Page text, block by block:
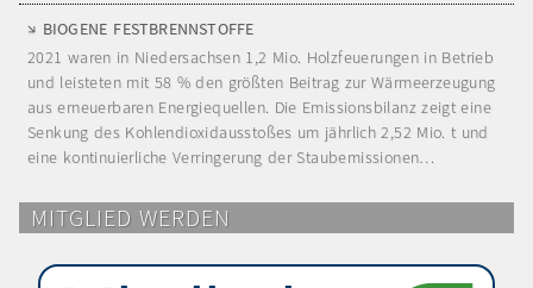
BIOGENE FESTBRENNSTOFFE
2021 waren in Niedersachsen 1,2 Mio. Holzfeuerungen in Betrieb
und leisteten mit 58 % den größten Beitrag zur Wärmeerzeugung
aus erneuerbaren Energiequellen. Die Emissionsbilanz zeigt eine
Senkung des Kohlendioxidausstoßes um jährlich 2,52 Mio. t und
eine kontinuierliche Verringerung der Staubemissionen…
MITGLIED WERDEN